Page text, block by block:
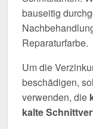
bauseitig
Reparaturfarbe.
Um die
beschädigen,
verwenden, die
kalte